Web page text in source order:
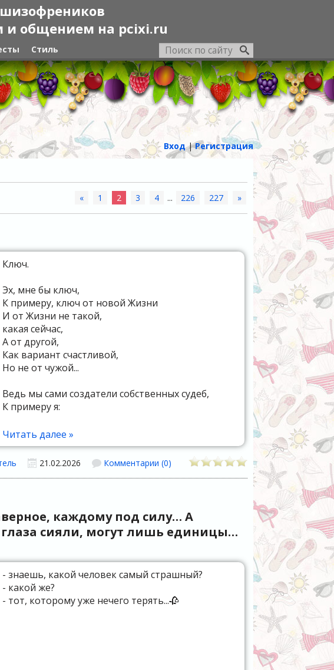
и общением на pcixi.ru
Стиль
Вход|Регистрация
« 1 2 3 4 ... 226 227 »
Ключ.
Эх, мне бы ключ,
К примеру, ключ от новой Жизни
И от Жизни не такой,
какая сейчас,
А от другой,
Как вариант счастливой,
Но не от чужой...
Ведь мы сами создатели собственных судеб,
К примеру я:
Меня сам Господь Бог создал,
А мои бабушка и дедушка помогли Ему,
Воспитав меня, и судьбу на ноги, поставив мою,
Но и всё равно,
Читать далее »
21.02.2026 Комментарии (0)
каждому под силу… А
глаза сияли, могут лишь единицы…
- знаешь, какой человек самый страшный?
- какой же?
- тот, которому уже нечего терять...🥀